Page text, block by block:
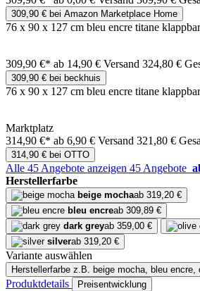
309,90 € bei Amazon Marketplace Home
76 x 90 x 127 cm bleu encre titane
309,90 €* ab 14,90 € Versand 324,80 €
309,90 € bei beckhuis
76 x 90 x 127 cm bleu encre titane
Marktplatz
314,90 €* ab 6,90 € Versand 321,80 €
314,90 € bei OTTO
Alle 45 Angebote anzeigen 45 Angebote
Herstellerfarbe
beige mochaab 319,20 €
bleu encreab 309,89 €
dark greyab 359,00 €
silverab 319,20 €
Variante auswählen
Herstellerfarbe z.B. beige mocha, bleu encre,
Produktdetails Preisentwicklung